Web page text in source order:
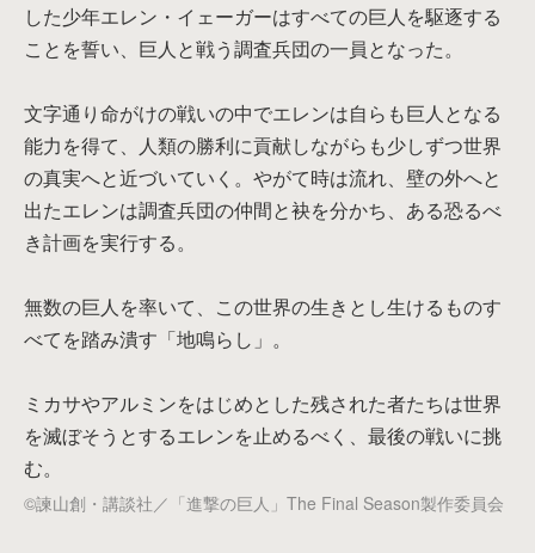
した少年エレン・イェーガーはすべての巨人を駆逐する
ことを誓い、巨人と戦う調査兵団の一員となった。
文字通り命がけの戦いの中でエレンは自らも巨人となる
能力を得て、人類の勝利に貢献しながらも少しずつ世界
の真実へと近づいていく。やがて時は流れ、壁の外へと
出たエレンは調査兵団の仲間と袂を分かち、ある恐るべ
き計画を実行する。
無数の巨人を率いて、この世界の生きとし生けるものす
べてを踏み潰す「地鳴らし」。
ミカサやアルミンをはじめとした残された者たちは世界
を滅ぼそうとするエレンを止めるべく、最後の戦いに挑
む。
©諫山創・講談社／「進撃の巨人」The Final Season製作委員会